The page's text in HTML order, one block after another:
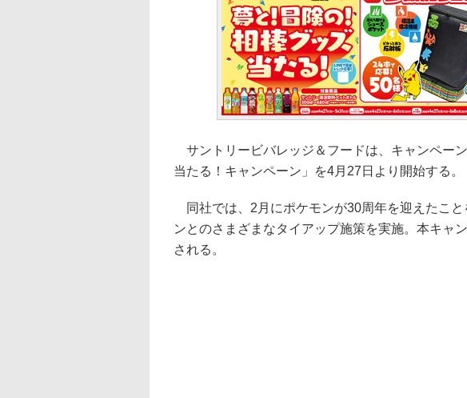
サントリービバレッジ＆フードは、キャンペー
当たる！キャンペーン」を4月27日より開始する。
同社では、2月にポケモンが30周年を迎えたこ
ンとのさまざまなタイアップ施策を実施。本キャ
される。